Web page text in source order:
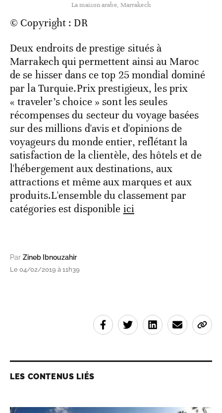
La maison arabe, Marrakech
© Copyright : DR
Deux endroits de prestige situés à
Marrakech qui permettent ainsi au Maroc
de se hisser dans ce top 25 mondial dominé
par la Turquie.Prix prestigieux, les prix
« traveler’s choice » sont les seules
récompenses du secteur du voyage basées
sur des millions d'avis et d'opinions de
voyageurs du monde entier, reflétant la
satisfaction de la clientèle, des hôtels et de
l'hébergement aux destinations, aux
attractions et même aux marques et aux
produits.L'ensemble du classement par
catégories est disponible ici
Par Zineb Ibnouzahir
Le 04/02/2019 à 11h39
LES CONTENUS LIÉS